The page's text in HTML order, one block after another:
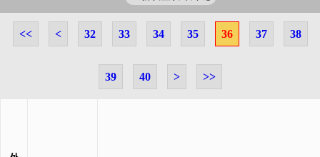
<< < 32 33 34 35 36 37 38
39 40 > >>